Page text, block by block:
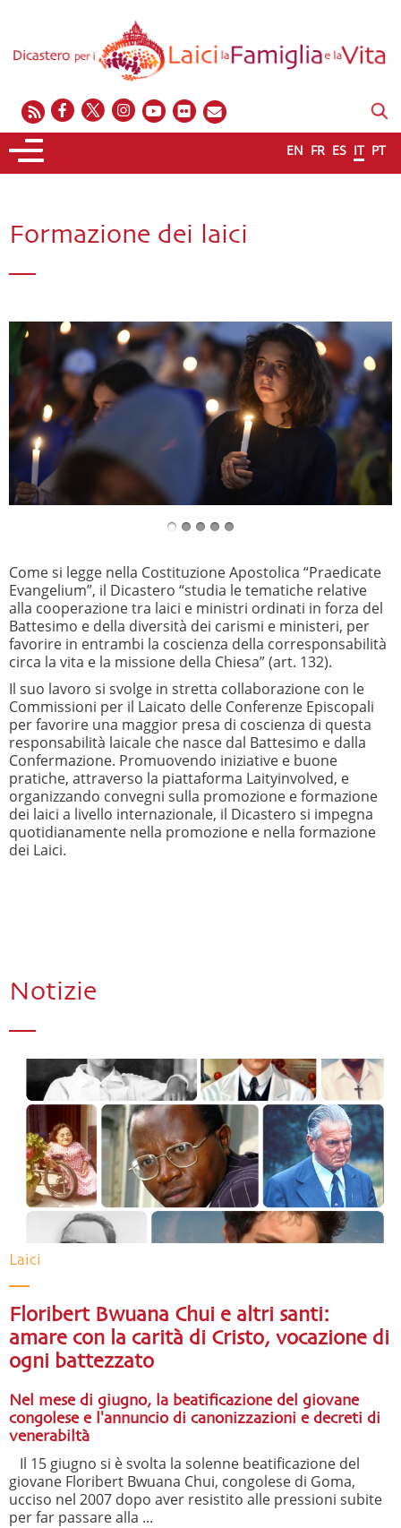
EN FR ES IT PT
Formazione dei laici
Come si legge nella Costituzione Apostolica “Praedicate
Evangelium”, il Dicastero “studia le tematiche relative
alla cooperazione tra laici e ministri ordinati in forza del
Battesimo e della diversità dei carismi e ministeri, per
favorire in entrambi la coscienza della corresponsabilità
circa la vita e la missione della Chiesa” (art. 132).
Il suo lavoro si svolge in stretta collaborazione con le
Commissioni per il Laicato delle Conferenze Episcopali
per favorire una maggior presa di coscienza di questa
responsabilità laicale che nasce dal Battesimo e dalla
Confermazione. Promuovendo iniziative e buone
pratiche, attraverso la piattaforma Laityinvolved, e
organizzando convegni sulla promozione e formazione
dei laici a livello internazionale, il Dicastero si impegna
quotidianamente nella promozione e nella formazione
dei Laici.
Notizie
Laici
Floribert Bwuana Chui e altri santi:
amare con la carità di Cristo, vocazione di
ogni battezzato
Nel mese di giugno, la beatificazione del giovane
congolese e l'annuncio di canonizzazioni e decreti di
venerabiltà
Il 15 giugno si è svolta la solenne beatificazione del
giovane Floribert Bwuana Chui, congolese di Goma,
ucciso nel 2007 dopo aver resistito alle pressioni subite
per far passare alla ...